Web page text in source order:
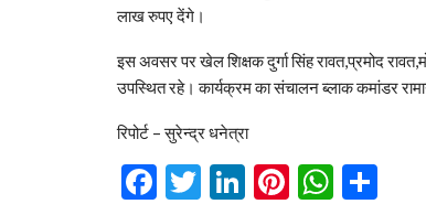
लाख रुपए देंगे।
इस अवसर पर खेल शिक्षक दुर्गा सिंह रावत,प्रमोद
उपस्थित रहे। कार्यक्रम का संचालन ब्लाक कमांडर
रिपोर्ट – सुरेन्द्र धनेत्रा
Facebook
Twitter
LinkedIn
Pinterest